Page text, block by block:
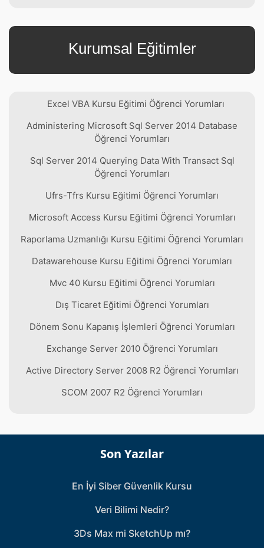
Kurumsal Eğitimler
Excel VBA Kursu Eğitimi Öğrenci Yorumları
Administering Microsoft Sql Server 2014 Database
Öğrenci Yorumları
Sql Server 2014 Querying Data With Transact Sql
Öğrenci Yorumları
Ufrs-Tfrs Kursu Eğitimi Öğrenci Yorumları
Microsoft Access Kursu Eğitimi Öğrenci Yorumları
Raporlama Uzmanlığı Kursu Eğitimi Öğrenci Yorumları
Datawarehouse Kursu Eğitimi Öğrenci Yorumları
Mvc 40 Kursu Eğitimi Öğrenci Yorumları
Dış Ticaret Eğitimi Öğrenci Yorumları
Dönem Sonu Kapanış İşlemleri Öğrenci Yorumları
Exchange Server 2010 Öğrenci Yorumları
Active Directory Server 2008 R2 Öğrenci Yorumları
SCOM 2007 R2 Öğrenci Yorumları
Son Yazılar
En İyi Siber Güvenlik Kursu
Veri Bilimi Nedir?
3Ds Max mi SketchUp mı?